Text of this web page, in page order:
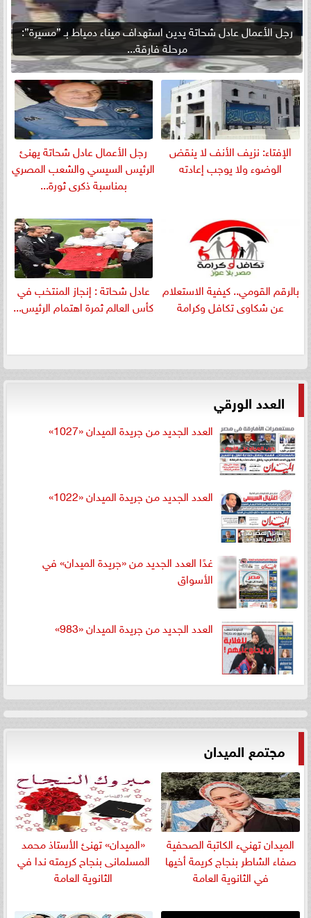
رجل الأعمال عادل شحاتة يدين استهداف ميناء دمياط بـ ”مسيرة”:
مرحلة فارقة...
الإفتاء: نزيف الأنف لا ينقض
الوضوء ولا يوجب إعادته
رجل الأعمال عادل شحاتة يهنئ
الرئيس السيسي والشعب المصري
بمناسبة ذكرى ثورة...
بالرقم القومي.. كيفية الاستعلام
عن شكاوى تكافل وكرامة
عادل شحاتة : إنجاز المنتخب في
كأس العالم ثمرة اهتمام الرئيس...
العدد الورقي
العدد الجديد من جريدة الميدان «1027»
العدد الجديد من جريدة الميدان «1022»
غدًا العدد الجديد من «جريدة الميدان» في
الأسواق
العدد الجديد من جريدة الميدان «983»
مجتمع الميدان
الميدان تهنيء الكاتبة الصحفية
صفاء الشاطر بنجاج كريمة أخيها
في الثانوية العامة
«الميدان» تهنئ الأستاذ محمد
المسلمانى بنجاح كريمته ندا في
الثانوية العامة